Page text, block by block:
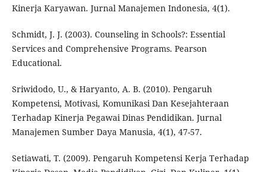
Kinerja Karyawan. Jurnal Manajemen Indonesia, 4(1).
Schmidt, J. J. (2003). Counseling in Schools?: Essential
Services and Comprehensive Programs. Pearson
Educational.
Sriwidodo, U., & Haryanto, A. B. (2010). Pengaruh
Kompetensi, Motivasi, Komunikasi Dan Kesejahteraan
Terhadap Kinerja Pegawai Dinas Pendidikan. Jurnal
Manajemen Sumber Daya Manusia, 4(1), 47-57.
Setiawati, T. (2009). Pengaruh Kompetensi Kerja Terhadap